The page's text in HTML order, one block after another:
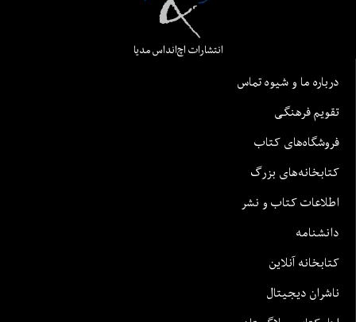
انتشارات اچ‌اند‌اس مدیا
درباره ما و شیوه تماس
تقویم فرهنگی
فروشگاه‌های کتاب
کتابخانه‌های بزرگ
اطلاعات کتاب و نشر
دانشنامه
کتابخانه آنلاین
ناشران دیجیتال